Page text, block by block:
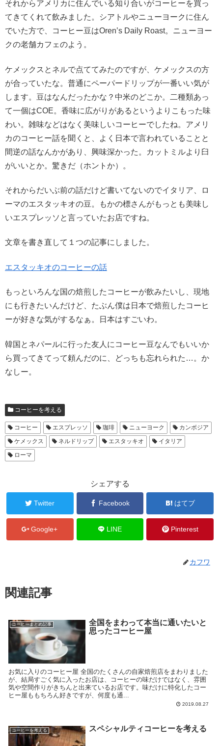
それからアメリカに住んでいる知り合いがコーヒーを買っ
てきてくれて飲みました。シアトルやニューヨークに住ん
でいた方で、コーヒー豆はOren’s Daily Roast。ニューヨー
クの老舗カフェのよう。
ケメックスとネルで点ててみたのですが、ケメックスの方
が合っていたな。普通にペーパードリップが一番いい気が
します。豆はなんだったかな？中米のどこか。二種類あっ
て一個はCOE。香味に広がりがあるというよりこもった味
わい。雑味などはなく美味しいコーヒーでしたね。アメリ
カのコーヒー話を聞くと、よく日本で言われていることと
間逆の話なんかがあり、興味深かった。カットミルより臼
がいいとか。驚きだ（ホントか）。
それからだいぶ前の話だけど書いてないのでイタリア、ロ
ーマのエスタッキオの豆。もかの標さんがもっとも美味し
いエスプレッソと言っていたお店ですね。
文章を書き直して１つの記事にしました。
エスタッキオのコーヒーの話
もっといろんな国の焙煎したコーヒーが飲みたいし、現地
にも行きたいんだけど、たぶん僕は日本で焙煎したコーヒ
ーが好きな気がするなぁ。日本はすごいわ。
韓国とネパールに行った友人にコーヒー豆なんでもいいか
ら買ってきてって頼んだのに、どっちも忘れられた…。か
なしー。
コーヒーを考える
コーヒー エスプレッソ 珈琲 ニューヨーク
カンボジア
ケメックス
ネルドリップ エスタッキオ
イタリア
ローマ
シェアする
Twitter Facebook はてブ
Google+ LINE Pinterest
カフワ
関連記事
コーヒーまとめ記事
全国をまわって本当に通いたいと
思ったコーヒー屋
お気に入りのコーヒー屋 全国のたくさんの自家焙煎店をまわりました
が、結局すごく気に入ったお店は、コーヒーの味だけではなく、雰囲
気や空間作りがきちんと出来ているお店です。味だけに特化したコー
ヒー屋ももちろん好きですが、何度も通...
2019.08.27
コーヒーを考える スペシャルティコーヒーを考える